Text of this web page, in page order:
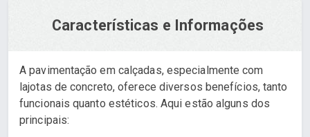
Características e Informações
A pavimentação em calçadas, especialmente com
lajotas de concreto, oferece diversos benefícios, tanto
funcionais quanto estéticos. Aqui estão alguns dos
principais: